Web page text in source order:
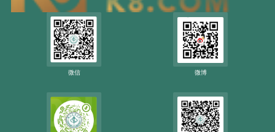
微信 微博